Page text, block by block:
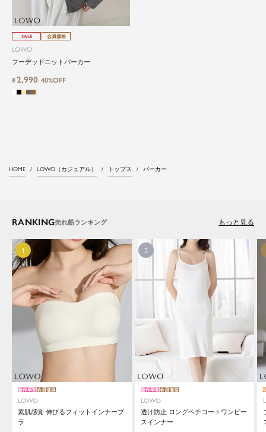
SALE 会員価格
LOWO
フーデッドニットパーカー
¥2,990 40%OFF
HOME LOWO（カジュアル） トップス パーカー
RANKING もっと見る
LOWO
素肌感覚 伸びるフィットインナーブ
ラ
新作早割会員価格
LOWO
透け防止 ロングペチコートワンピー
スインナー
新作早割会員価格